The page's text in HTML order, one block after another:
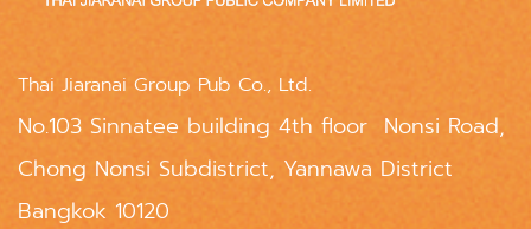
Thai Jiaranai Group Pub Co., Ltd.
No.103 Sinnatee building 4th floor Nonsi Road,
Chong Nonsi Subdistrict, Yannawa District
Bangkok 10120